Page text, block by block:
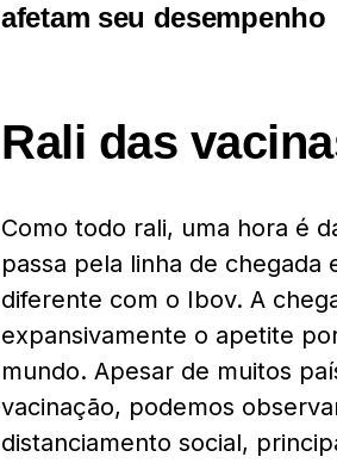
afetam seu desempenho
Rali das
Como todo rali, uma hora é
passa pela linha de
diferente com o Ibov. A
expansivamente o apetite
mundo. Apesar de muitos
vacinação, podemos
distanciamento social,